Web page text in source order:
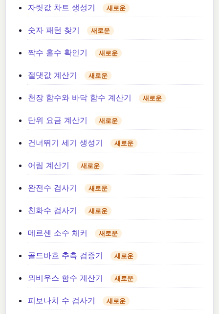
자릿값 차트 생성기 새로운
숫자 패턴 찾기 새로운
짝수 홀수 확인기 새로운
절댓값 계산기 새로운
천장 함수와 바닥 함수 계산기 새로운
단위 요금 계산기 새로운
건너뛰기 세기 생성기 새로운
어림 계산기 새로운
완전수 검사기 새로운
친화수 검사기 새로운
메르센 소수 체커 새로운
골드바흐 추측 검증기 새로운
뫼비우스 함수 계산기 새로운
피보나치 수 검사기 새로운